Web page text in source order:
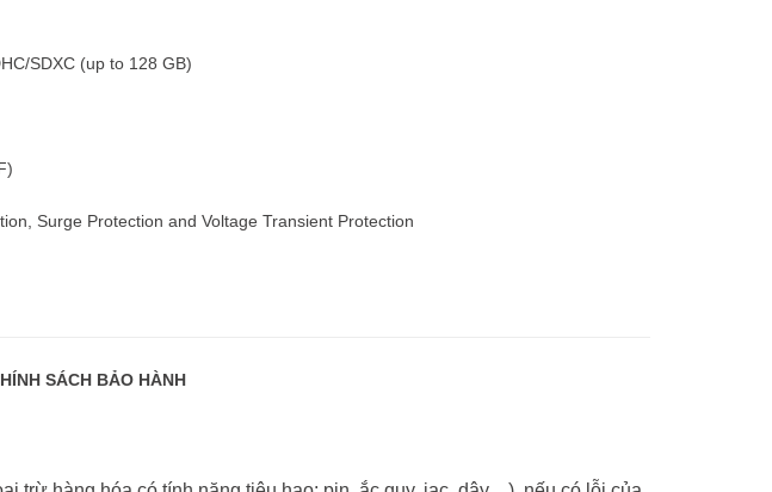
SDXC (up to 128 GB)
Surge Protection and Voltage Transient Protection
SÁCH BẢO HÀNH